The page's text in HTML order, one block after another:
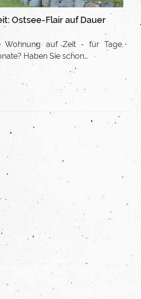
Ostsee-Flair auf Dauer
Wohnung auf Zeit - für Tage,
Haben Sie schon…